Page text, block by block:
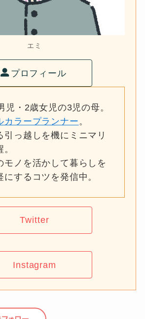
エミ
プロフィール
児・2歳女児の3児の母。
カラープランナー 。
引っ越しを機にミニマリ
モノを活かして暮らしを
にするコツを発信中。
Twitter
Instagram